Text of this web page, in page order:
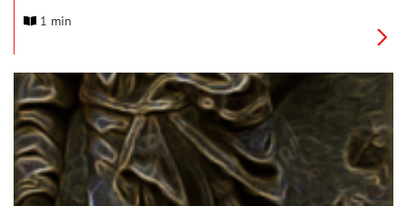
architectuurstroming. Met veel niet eerder getoond werk, van
oeuvres als de onstuimige wereld waarin deze ontstonden.
1 min